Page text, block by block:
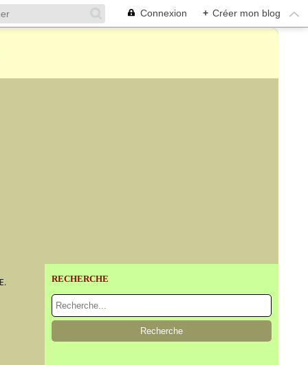
Connexion + Créer mon blog
RECHERCHE